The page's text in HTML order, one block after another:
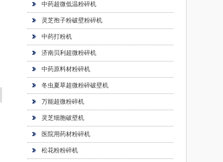
中药超微低温粉碎机
灵芝孢子粉破壁粉碎机
中药打粉机
济南贝利超微粉碎机
中药原料材粉碎机
冬虫夏草超微粉碎破壁机
万能超微粉碎机
灵芝细胞破壁机
医院用药材粉碎机
松花粉粉碎机